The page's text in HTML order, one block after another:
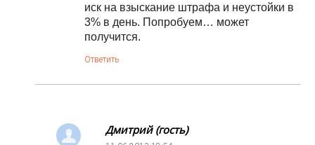
иск на взыскание штрафа и неустойки в
3% в день. Попробуем… может
получится.
Ответить
Дмитрий (гость)